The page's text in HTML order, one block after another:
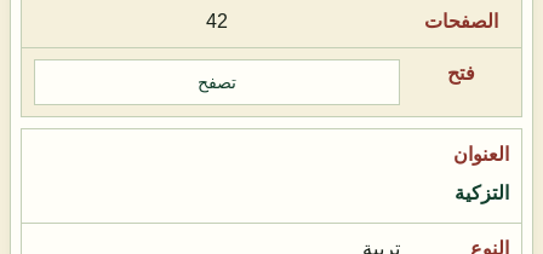
42
تصفح
التزكية
تربية